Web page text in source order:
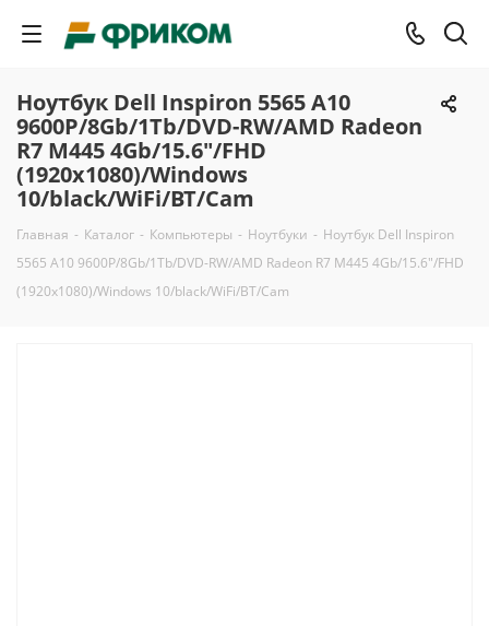
Ноутбук Dell Inspiron 5565 A10
9600P/8Gb/1Tb/DVD-RW/AMD Radeon
R7 M445 4Gb/15.6"/FHD
(1920x1080)/Windows
10/black/WiFi/BT/Cam
Главная - Каталог - Компьютеры - Ноутбуки - Ноутбук Dell Inspiron
5565 A10 9600P/8Gb/1Tb/DVD-RW/AMD Radeon R7 M445 4Gb/15.6"/FHD
(1920x1080)/Windows 10/black/WiFi/BT/Cam